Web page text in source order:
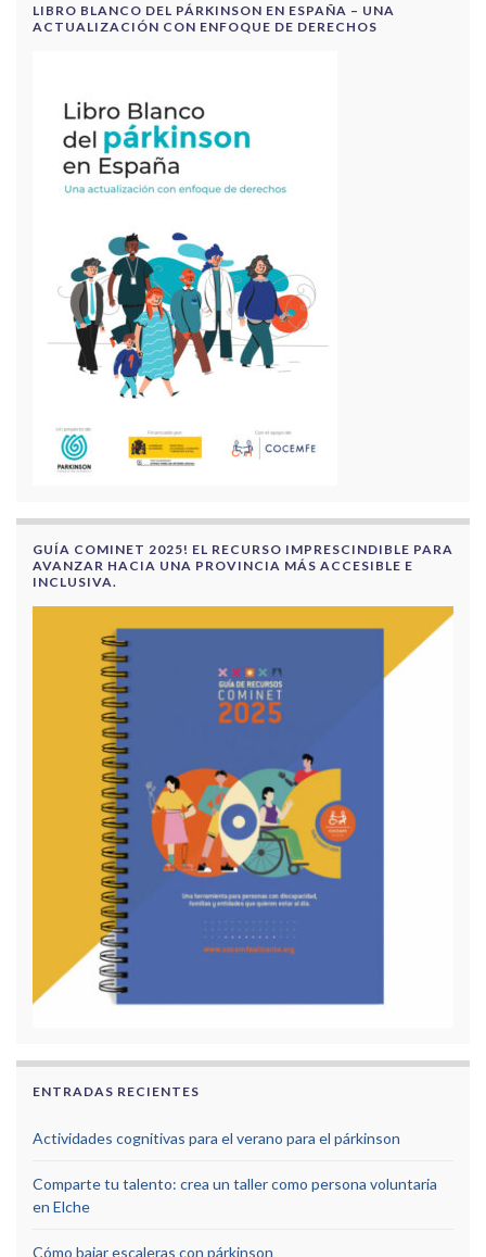
LIBRO BLANCO DEL PÁRKINSON EN ESPAÑA – UNA
ACTUALIZACIÓN CON ENFOQUE DE DERECHOS
GUÍA COMINET 2025! EL RECURSO IMPRESCINDIBLE PARA
AVANZAR HACIA UNA PROVINCIA MÁS ACCESIBLE E
INCLUSIVA.
ENTRADAS RECIENTES
Actividades cognitivas para el verano para el párkinson
Comparte tu talento: crea un taller como persona voluntaria
en Elche
Cómo bajar escaleras con párkinson